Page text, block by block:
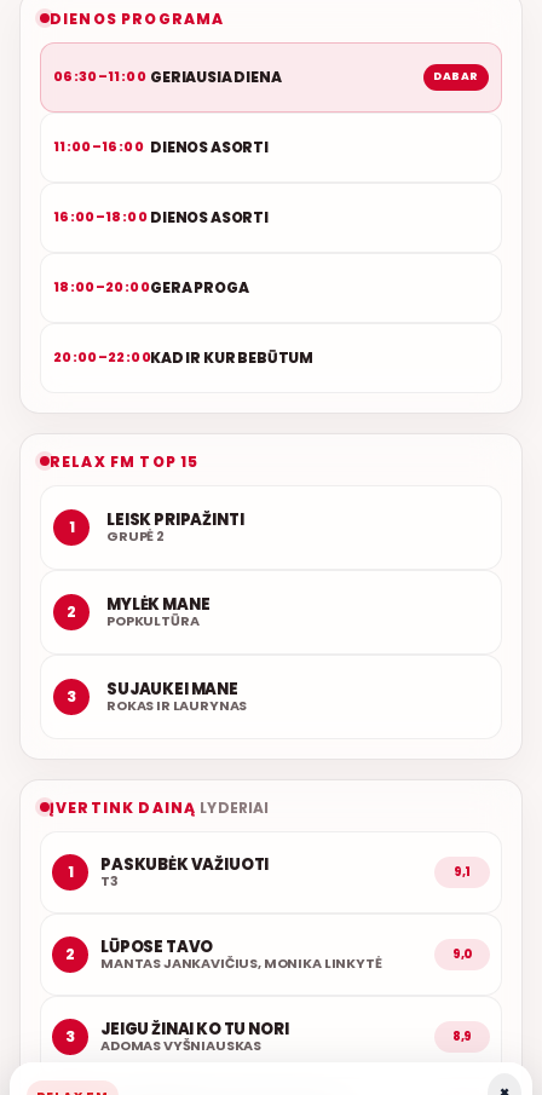
DIENOS PROGRAMA
06:30–11:00 GERIAUSIA DIENA DABAR
11:00–16:00 DIENOS ASORTI
16:00–18:00DIENOS ASORTI
18:00–20:00GERA PROGA
20:00–22:00KAD IR KUR BEBŪTUM
RELAX FM TOP 15
1 LEISK PRIPAŽINTI
GRUPĖ 2
2 MYLĖK MANE
POPKULTŪRA
3 SUJAUKEI MANE
ROKAS IR LAURYNAS
ĮVERTINK DAINĄ LYDERIAI
1 PASKUBĖK VAŽIUOTI
T3 9,1
2 LŪPOSE TAVO
MANTAS JANKAVIČIUS, MONIKA LINKYTĖ 9,0
3 JEIGU ŽINAI KO TU NORI
ADOMAS VYŠNIAUSKAS 8,9